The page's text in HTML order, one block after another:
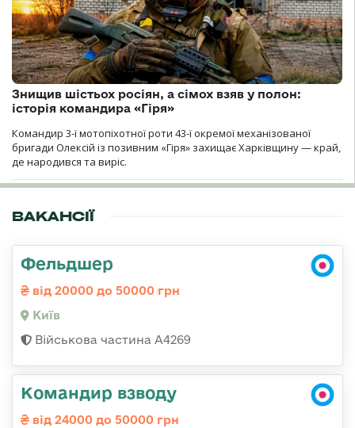
Знищив шістьох росіян, а сімох взяв у полон:
історія командира «Гіря»
Командир 3-ї мотопіхотної роти 43-ї окремої механізованої
бригади Олексій із позивним «Гіря» захищає Харківщину — край,
де народився та виріс.
ВАКАНСІЇ
Фельдшер
від 20000 до 50000 грн
Київ
Військова частина А4269
Командир взводу
від 24000 до 50000 грн